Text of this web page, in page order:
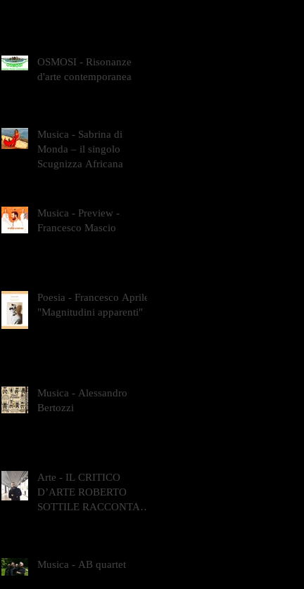
OSMOSI - Risonanze
d'arte contemporanea
Musica - Sabrina di
Monda – il singolo
Scugnizza Africana
Musica - Preview -
Francesco Mascio
Poesia - Francesco Aprile -
"Magnitudini apparenti"
Musica - Alessandro
Bertozzi
Arte - IL CRITICO
D’ARTE ROBERTO
SOTTILE RACCONTA
Musica - AB quartet